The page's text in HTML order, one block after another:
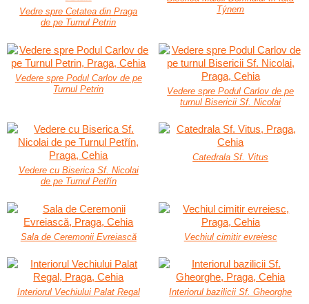
Vedre spre Cetatea din Praga
de pe Turnul Petrin
Týnem
Vedere spre Podul Carlov de pe
Turnul Petrin
Vedere spre Podul Carlov de pe
turnul Bisericii Sf. Nicolai
Vedere cu Biserica Sf. Nicolai
de pe Turnul Petřín
Catedrala Sf. Vitus
Sala de Ceremonii Evreiască Vechiul cimitir evreiesc
Interiorul Vechiului Palat Regal Interiorul bazilicii Sf. Gheorghe